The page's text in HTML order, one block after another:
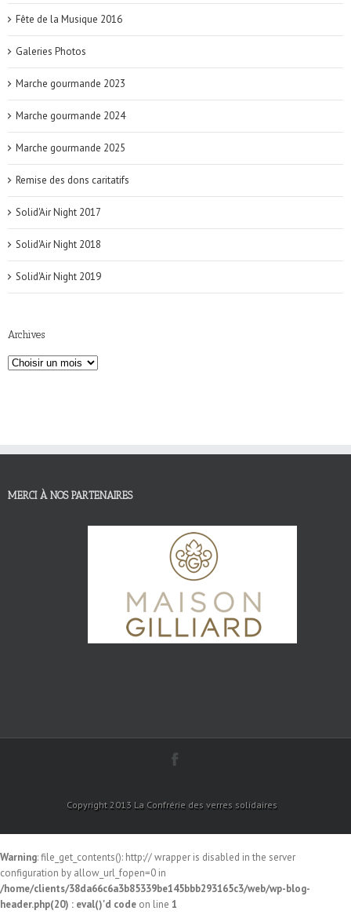
Fête de la Musique 2016
Galeries Photos
Marche gourmande 2023
Marche gourmande 2024
Marche gourmande 2025
Remise des dons caritatifs
Solid'Air Night 2017
Solid'Air Night 2018
Solid'Air Night 2019
Archives
MERCI À NOS PARTENAIRES
Copyright 2013 La Confrérie des verres solidaires
Warning: file_get_contents(): http:// wrapper is disabled in the server
configuration by allow_url_fopen=0 in
/home/clients/38da66c6a3b85339be145bbb293165c3/web/wp-blog-
header.php(20) : eval()'d code on line 1